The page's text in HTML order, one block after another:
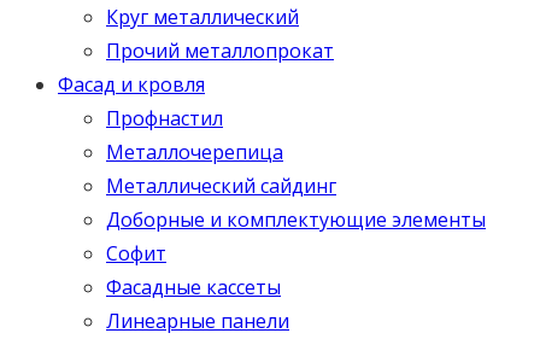
Круг металлический
Прочий металлопрокат
Фасад и кровля
Профнастил
Металлочерепица
Металлический сайдинг
Доборные и комплектующие элементы
Софит
Фасадные кассеты
Линеарные панели